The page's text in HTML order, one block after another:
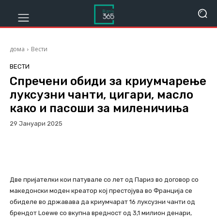
дома Вести
ВЕСТИ
Спречени обиди за криумчарење
луксузни чанти, цигари, масло
како и пасоши за миленичиња
29 Јануари 2025
Две пријателки кои патувале со лет од Париз во договор со
македонски моден креатор кој престојува во Франција се
обиделе во државава да криумчарат 16 луксузни чанти од
брендот Loewe со вкупна вредност од 3,1 милион денари,